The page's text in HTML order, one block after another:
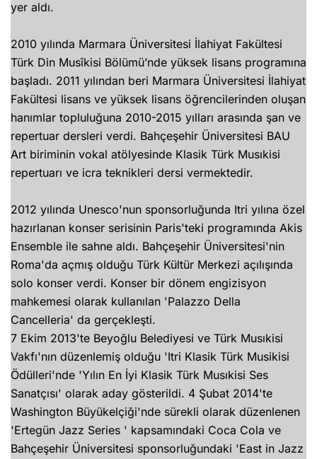
yer aldı.
2010 yılında Marmara Üniversitesi İlahiyat Fakültesi
Türk Din Musîkisi Bölümü’nde yüksek lisans programına
başladı. 2011 yılından beri Marmara Üniversitesi İlahiyat
Fakültesi lisans ve yüksek lisans öğrencilerinden oluşan
hanımlar topluluğuna 2010-2015 yılları arasında şan ve
repertuar dersleri verdi. Bahçeşehir Üniversitesi BAU
Art biriminin vokal atölyesinde Klasik Türk Musıkisi
repertuarı ve icra teknikleri dersi vermektedir.
2012 yılında Unesco'nun sponsorluğunda Itri yılına özel
hazırlanan konser serisinin Paris'teki programında Akis
Ensemble ile sahne aldı. Bahçeşehir Üniversitesi'nin
Roma'da açmış olduğu Türk Kültür Merkezi açılışında
solo konser verdi. Konser bir dönem engizisyon
mahkemesi olarak kullanılan 'Palazzo Della
Cancelleria' da gerçekleşti.
7 Ekim 2013'te Beyoğlu Belediyesi ve Türk Musıkisi
Vakfı'nın düzenlemiş olduğu 'Itri Klasik Türk Musikisi
Ödülleri'nde 'Yılın En İyi Klasik Türk Musıkisi Ses
Sanatçısı' olarak aday gösterildi. 4 Şubat 2014'te
Washington Büyükelçiği'nde sürekli olarak düzenlenen
'Ertegün Jazz Series ' kapsamındaki Coca Cola ve
Bahçeşehir Üniversitesi sponsorluğundaki 'East in Jazz